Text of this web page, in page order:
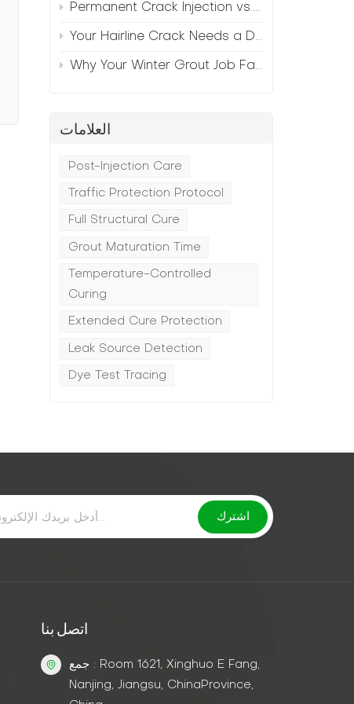
Permanent Crack Injection vs. Annual Patching—The Math
Your Hairline Crack Needs a Different Grout Than Your Wide Gap
Why Your Winter Grout Job Failed (And How to Fix It)
العلامات
Post-Injection Care
Traffic Protection Protocol
Full Structural Cure
Grout Maturation Time
Temperature-Controlled
Curing
Extended Cure Protection
Leak Source Detection
Dye Test Tracing
اتصل بنا
جمع : Room 1621, Xinghuo E Fang,
Nanjing, Jiangsu, ChinaProvince,